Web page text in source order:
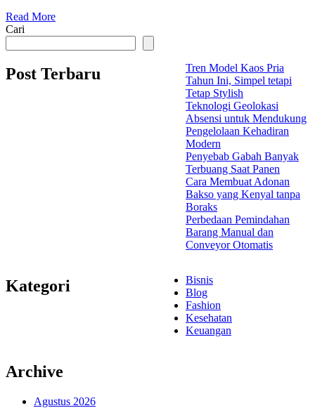
Read More
Cari
Post Terbaru
Tren Model Kaos Pria
Tahun Ini, Simpel tetapi
Tetap Stylish
Teknologi Geolokasi
Absensi untuk Mendukung
Pengelolaan Kehadiran
Modern
Penyebab Gabah Banyak
Terbuang Saat Panen
Cara Membuat Adonan
Bakso yang Kenyal tanpa
Boraks
Perbedaan Pemindahan
Barang Manual dan
Conveyor Otomatis
Kategori
Bisnis
Blog
Fashion
Kesehatan
Keuangan
Archive
Agustus 2026